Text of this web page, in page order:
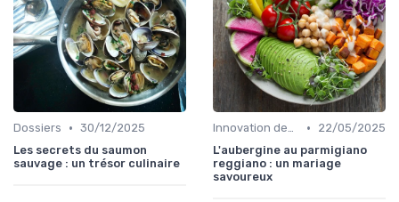
Dossiers • 30/12/2025
Les secrets du saumon
sauvage : un trésor culinaire
Innovation des recettes •
22/05/2025
L'aubergine au parmigiano
reggiano : un mariage
savoureux